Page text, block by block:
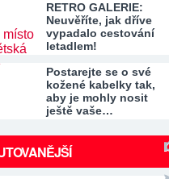
RETRO GALERIE:
Neuvěříte, jak dříve
vypadalo cestování
letadlem!
Postarejte se o své
kožené kabelky tak,
aby je mohly nosit
ještě vaše…